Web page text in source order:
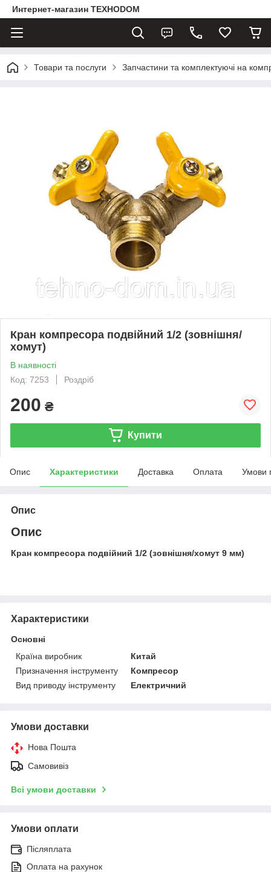
Интернет-магазин ТЕХНОDOM
Товари та послуги Запчастини та комплектуючі на
Кран компресора подвійний 1/2 (зовнішня/
хомут)
В наявності
Код: 7253
Роздріб
200 ₴
Купити
Опис Характеристики Доставка Оплата Умови
Опис
Опис
Кран компресора подвійний 1/2 (зовнішня/хомут 9 мм)
Характеристики
Основні
Країна виробник
Китай
Призначення інструменту
Компресор
Вид приводу інструменту
Електричний
Умови доставки
Нова Пошта
Самовивіз
Всі умови доставки
Умови оплати
Післяплата
Оплата на рахунок